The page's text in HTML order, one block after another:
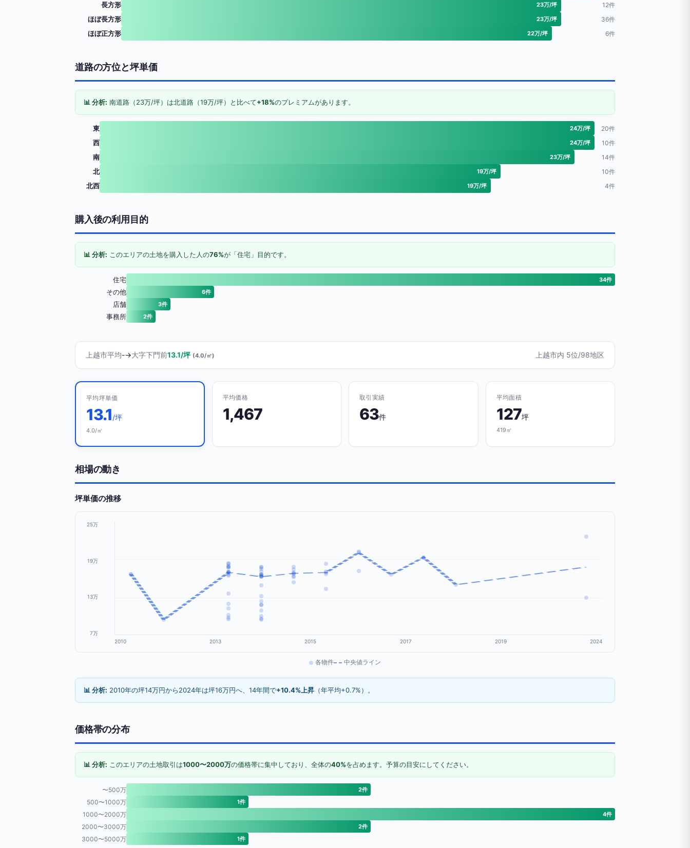
長方形 23万/坪 12件
ほぼ長方形 23万/坪 36件
ほぼ正方形 22万/坪 6件
道路の方位と坪単価
📊 分析: 南道路（23万/坪）は北道路（19万/坪）と比べて+18%のプレミアムがあります。
東 24万/坪 20件
西 24万/坪 10件
南 23万/坪 14件
北 19万/坪 10件
北西 19万/坪 4件
購入後の利用目的
📊 分析: このエリアの土地を購入した人の76%が「住宅」目的です。
住宅 34件
その他 6件
店舗 3件
事務所 2件
上越市平均-→大字下門前13.1/坪 (4.0/㎡) 上越市内 5位/98地区
平均坪単価
13.1/坪
4.0/㎡
平均価格
1,467
取引実績
63件
平均面積
127坪
419㎡
相場の動き
坪単価の推移
25万
19万
13万
7万
2010
2013 2015 2017 2019 2024
各物件 中央値ライン
📊 分析: 2010年の坪14万円から2024年は坪16万円へ、14年間で+10.4%上昇 （年平均+0.7%）。
価格帯の分布
📊 分析: このエリアの土地取引は1000〜2000万の価格帯に集中しており、全体の40%を占めます。予算の目安にしてください。
〜500万 2件
500〜1000万 1件
1000〜2000万 4件
2000〜3000万 2件
3000〜5000万 1件